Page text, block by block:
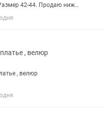
42-44. Продаю ниже
Прилетело из Штатов
, велюр
, велюр